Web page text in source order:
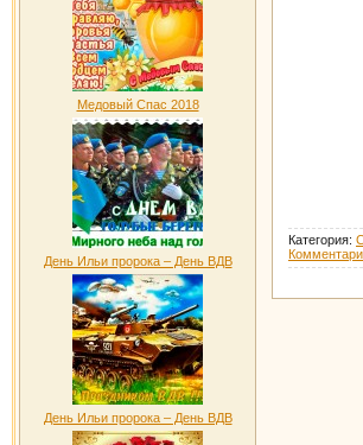
Медовый Спас 2018
День Ильи пророка – День ВДВ
День Ильи пророка – День ВДВ
Категория: